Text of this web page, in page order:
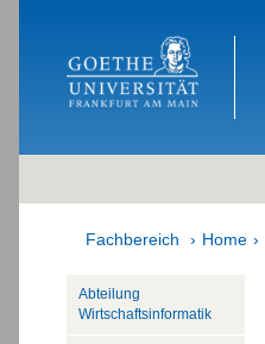
Fachbereich Home
Abteilung
Wirtschaftsinformatik